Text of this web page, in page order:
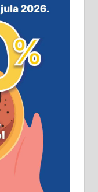
20
радно
122 –